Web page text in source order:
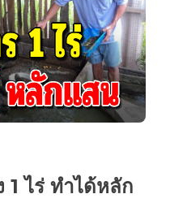
1 ไร่ ทำได้หลัก